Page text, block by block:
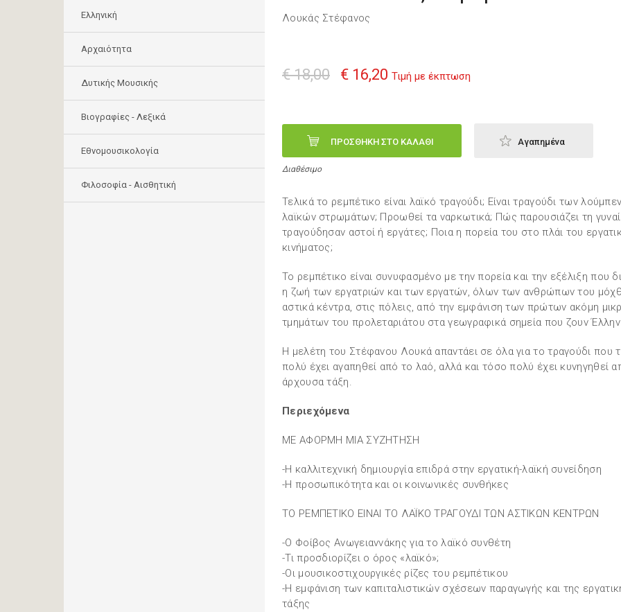
Ελληνική
Αρχαιότητα
Δυτικής Μουσικής
Βιογραφίες - Λεξικά
Εθνομουσικολογία
Φιλοσοφία - Αισθητική
Λουκάς Στέφανος
€ 18,00 € 16,20 Τιμή με έκπτωση
ΠΡΟΣΘΗΚΗ ΣΤΟ ΚΑΛΑΘΙ Αγαπημένα
Διαθέσιμο
Τελικά το ρεμπέτικο είναι λαϊκό τραγούδι; Είναι τραγούδι των
λαϊκών στρωμάτων; Προωθεί τα ναρκωτικά; Πώς παρουσιάζει τη
τραγούδησαν αστοί ή εργάτες; Ποια η πορεία του στο πλάι του
κινήματος;
Το ρεμπέτικο είναι συνυφασμένο με την πορεία και την εξέλιξη που
η ζωή των εργατριών και των εργατών, όλων των ανθρώπων του
αστικά κέντρα, στις πόλεις, από την εμφάνιση των πρώτων ακόμη
τμημάτων του προλεταριάτου στα γεωγραφικά σημεία που ζουν
Η μελέτη του Στέφανου Λουκά απαντάει σε όλα για το τραγούδι που
πολύ έχει αγαπηθεί από το λαό, αλλά και τόσο πολύ έχει κυνηγηθεί
άρχουσα τάξη.
Περιεχόμενα
ΜΕ ΑΦΟΡΜΗ ΜΙΑ ΣΥΖΗΤΗΣΗ
-Η καλλιτεχνική δημιουργία επιδρά στην εργατική-λαϊκή συνείδηση
-Η προσωπικότητα και οι κοινωνικές συνθήκες
ΤΟ ΡΕΜΠΕΤΙΚΟ ΕΙΝΑΙ ΤΟ ΛΑΪΚΟ ΤΡΑΓΟΥΔΙ ΤΩΝ ΑΣΤΙΚΩΝ ΚΕΝΤΡΩΝ
-Ο Φοίβος Ανωγειαννάκης για το λαϊκό συνθέτη
-Τι προσδιορίζει ο όρος «λαϊκό»;
-Οι μουσικοστιχουργικές ρίζες του ρεμπέτικου
-Η εμφάνιση των καπιταλιστικών σχέσεων παραγωγής και της
τάξης